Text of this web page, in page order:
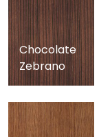
Chocolate
Zebrano